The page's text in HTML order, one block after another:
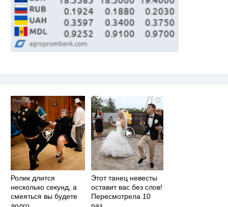
i
Ролик длится
несколько секунд, а
смеяться вы будете
долго
i
Этот танец невесты
оставит вас без слов!
Пересмотрела 10
раз